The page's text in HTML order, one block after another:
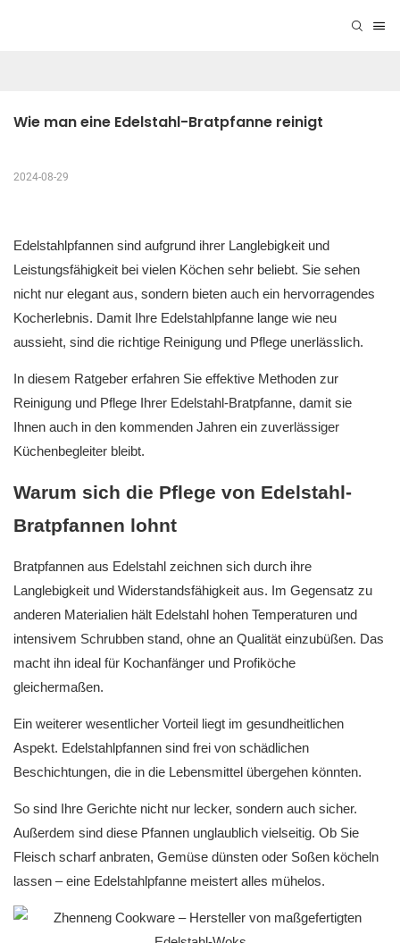
Wie man eine Edelstahl-Bratpfanne reinigt
2024-08-29
Edelstahlpfannen sind aufgrund ihrer Langlebigkeit und
Leistungsfähigkeit bei vielen Köchen sehr beliebt. Sie sehen
nicht nur elegant aus, sondern bieten auch ein hervorragendes
Kocherlebnis. Damit Ihre Edelstahlpfanne lange wie neu
aussieht, sind die richtige Reinigung und Pflege unerlässlich.
In diesem Ratgeber erfahren Sie effektive Methoden zur
Reinigung und Pflege Ihrer Edelstahl-Bratpfanne, damit sie
Ihnen auch in den kommenden Jahren ein zuverlässiger
Küchenbegleiter bleibt.
Warum sich die Pflege von Edelstahl-
Bratpfannen lohnt
Bratpfannen aus Edelstahl zeichnen sich durch ihre
Langlebigkeit und Widerstandsfähigkeit aus. Im Gegensatz zu
anderen Materialien hält Edelstahl hohen Temperaturen und
intensivem Schrubben stand, ohne an Qualität einzubüßen. Das
macht ihn ideal für Kochanfänger und Profiköche
gleichermaßen.
Ein weiterer wesentlicher Vorteil liegt im gesundheitlichen
Aspekt. Edelstahlpfannen sind frei von schädlichen
Beschichtungen, die in die Lebensmittel übergehen könnten.
So sind Ihre Gerichte nicht nur lecker, sondern auch sicher.
Außerdem sind diese Pfannen unglaublich vielseitig. Ob Sie
Fleisch scharf anbraten, Gemüse dünsten oder Soßen köcheln
lassen – eine Edelstahlpfanne meistert alles mühelos.